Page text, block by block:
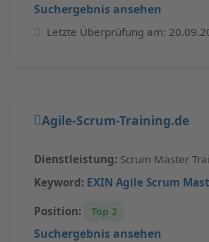
Suchergebnis ansehen
Letzte Überprüfung am:
Agile-Scrum-Training.de
Dienstleistung: Scrum Master
Keyword: EXIN Agile Scrum
Position: Top 2
Suchergebnis ansehen